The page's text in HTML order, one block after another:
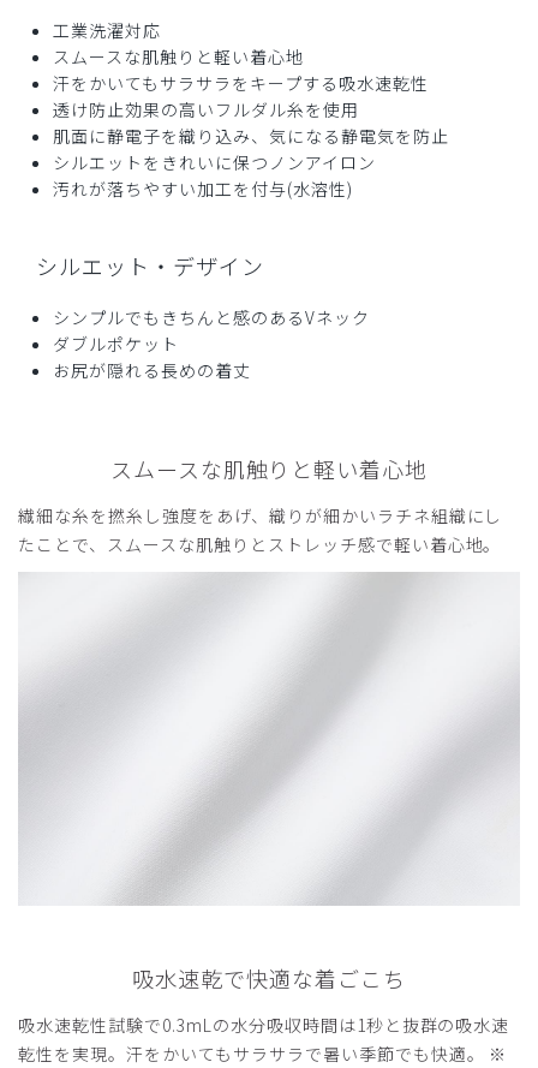
い時期にあった素材でした。手入れ方法も楽でまた同素材で
注文したいです。
商品：Q03クラシコナース:スムースタッチ・ユニセッ
クスプルオーバースクラブ/ライトブルー/LL
役に立った 0
やぎ様
購入確認済み
ユニセックスな色合い、素材感、サイズバランスがちょうど
着心地も十分満足です
商品： Q03クラシコナース:スムースタッチ・ユニセッ
クスプルオーバースクラブ/ディープグリーン/L
工業洗濯対応
スムースな肌触りと軽い着心地
汗をかいてもサラサラをキープする吸水速乾性
透け防止効果の高いフルダル糸を使用
肌面に静電子を織り込み、気になる静電気を防止
シルエットをきれいに保つノンアイロン
汚れが落ちやすい加工を付与(水溶性)
シルエット・デザイン
シンプルでもきちんと感のあるVネック
ダブルポケット
お尻が隠れる長めの着丈
スムースな肌触りと軽い着心地
繊細な糸を撚糸し強度をあげ、織りが細かいラチネ組織にし
たことで、スムースな肌触りとストレッチ感で軽い着心地。
吸水速乾で快適な着ごこち
吸水速乾性試験で0.3mLの水分吸収時間は1秒と抜群の吸水速
乾性を実現。汗をかいてもサラサラで暑い季節でも快適。 ※